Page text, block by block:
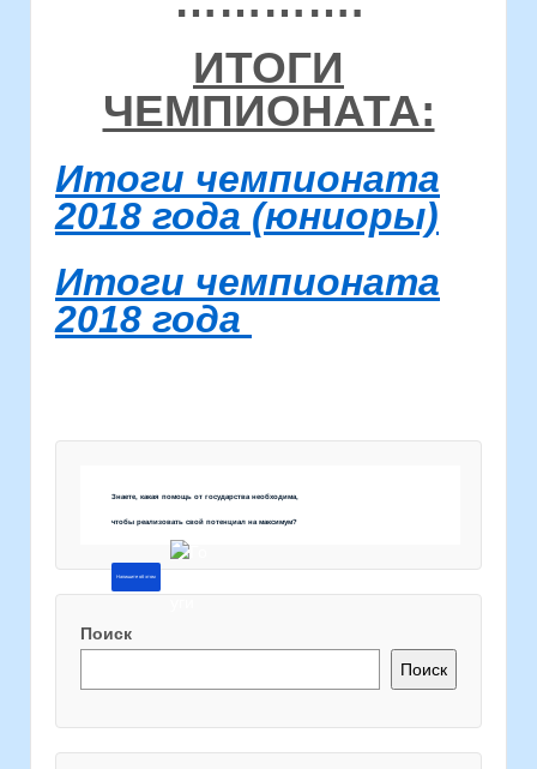
ИТОГИ
ЧЕМПИОНАТА:
Итоги чемпионата
2018 года (юниоры)
Итоги чемпионата
2018 года
Знаете, какая помощь от государства необходима,
чтобы реализовать свой потенциал на максимум?
Напишите об этом
Поиск
Поиск